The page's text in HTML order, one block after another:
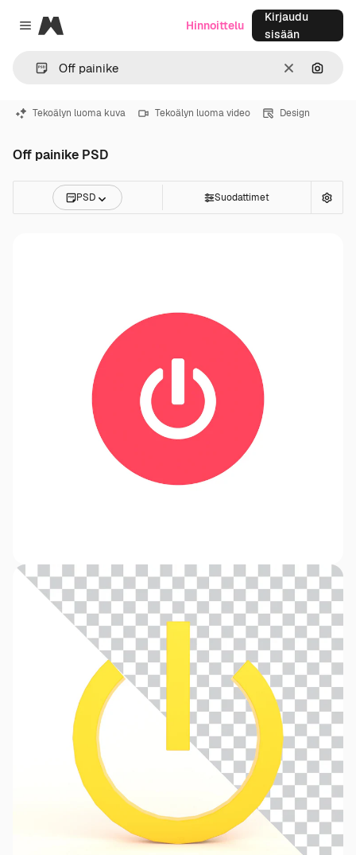
Close menu
Magnific
SelkeäHae
Hinnoittelu
Kirjaudu
sisään
Tekoälyn luoma kuva Tekoälyn luoma video Design
Off painike PSD
PSD Suodattimet